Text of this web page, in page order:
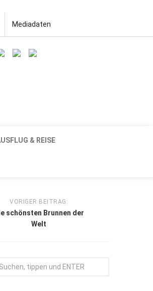
Mediadaten
& REISE
VORIGER BEITRAG:
schönsten Brunnen der
Welt